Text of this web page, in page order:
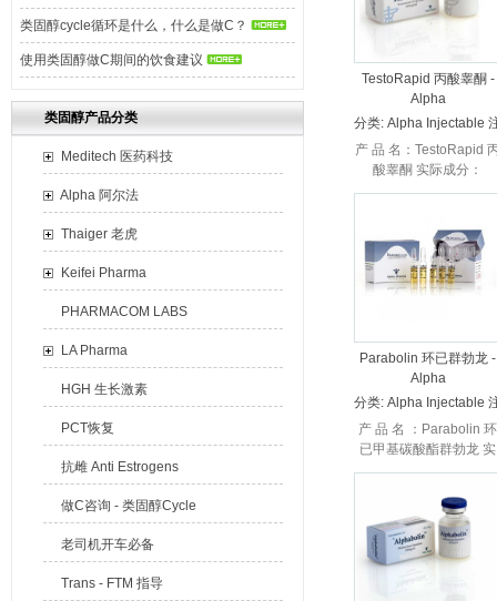
类固醇cycle循环是什么，什么是做C？
使用类固醇做C期间的饮食建议
类固醇产品分类
Meditech 医药科技
Alpha 阿尔法
Thaiger 老虎
Keifei Pharma
PHARMACOM LABS
LA Pharma
HGH 生长激素
PCT恢复
抗雌 Anti Estrogens
做C咨询 - 类固醇Cycle
老司机开车必备
Trans - FTM 指导
TestoRapid 丙酸睾酮 -
Alpha
分类: Alpha Injectable
射
产 品 名：TestoRapid
酸睾酮 实际成分：
Testosterone
Parabolin 环已群勃龙 -
Alpha
分类: Alpha Injectable
射
产 品 名 ：Parabolin 环
已甲基碳酸酯群勃龙 实
际成分：Trenbolone